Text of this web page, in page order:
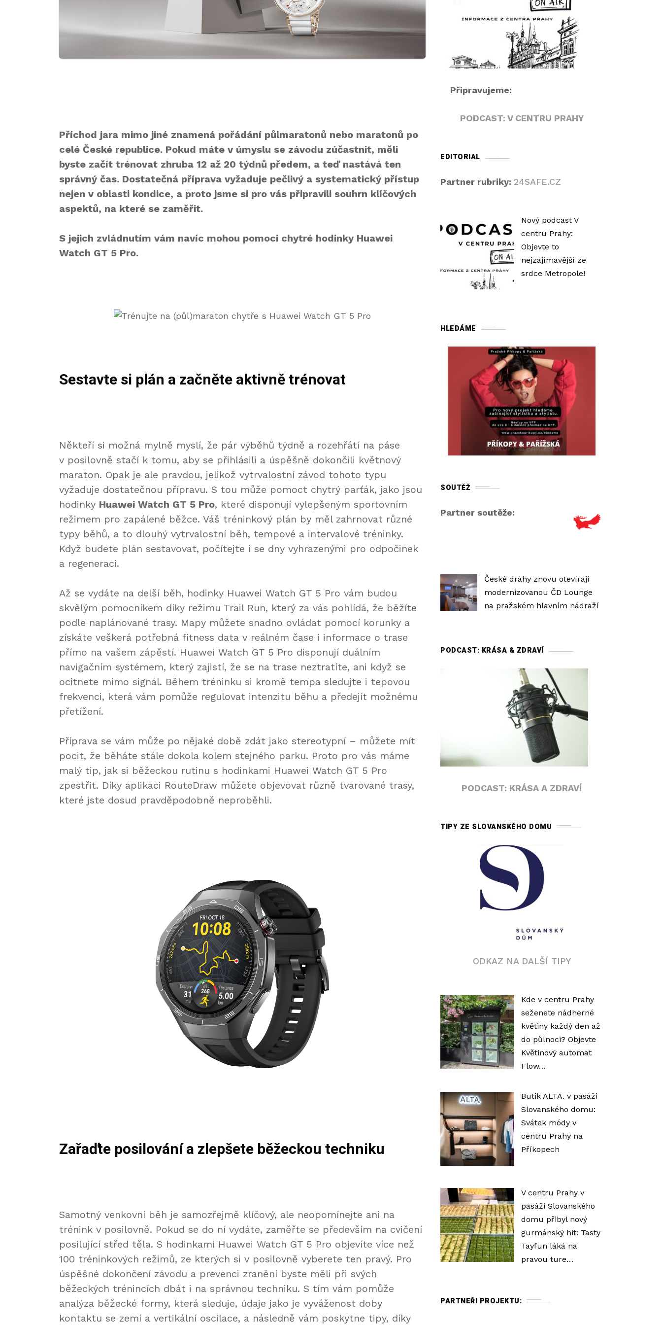
Příchod jara mimo jiné znamená pořádání půlmaratonů nebo maratonů po
celé České republice. Pokud máte v úmyslu se závodu zúčastnit, měli
byste začít trénovat zhruba 12 až 20 týdnů předem, a teď nastává ten
správný čas. Dostatečná příprava vyžaduje pečlivý a systematický přístup
nejen v oblasti kondice, a proto jsme si pro vás připravili souhrn klíčových
aspektů, na které se zaměřit.
S jejich zvládnutím vám navíc mohou pomoci chytré hodinky Huawei
Watch GT 5 Pro.
Sestavte si plán a začněte aktivně trénovat
Někteří si možná mylně myslí, že pár výběhů týdně a rozehřátí na páse
v posilovně stačí k tomu, aby se přihlásili a úspěšně dokončili květnový
maraton. Opak je ale pravdou, jelikož vytrvalostní závod tohoto typu
vyžaduje dostatečnou přípravu. S tou může pomoct chytrý parťák, jako jsou
hodinky Huawei Watch GT 5 Pro, které disponují vylepšeným sportovním
režimem pro zapálené běžce. Váš tréninkový plán by měl zahrnovat různé
typy běhů, a to dlouhý vytrvalostní běh, tempové a intervalové tréninky.
Když budete plán sestavovat, počítejte i se dny vyhrazenými pro odpočinek
a regeneraci.
Až se vydáte na delší běh, hodinky Huawei Watch GT 5 Pro vám budou
skvělým pomocníkem díky režimu Trail Run, který za vás pohlídá, že běžíte
podle naplánované trasy. Mapy můžete snadno ovládat pomocí korunky a
získáte veškerá potřebná fitness data v reálném čase i informace o trase
přímo na vašem zápěstí. Huawei Watch GT 5 Pro disponují duálním
navigačním systémem, který zajistí, že se na trase neztratíte, ani když se
ocitnete mimo signál. Během tréninku si kromě tempa sledujte i tepovou
frekvenci, která vám pomůže regulovat intenzitu běhu a předejít možnému
přetížení.
Příprava se vám může po nějaké době zdát jako stereotypní – můžete mít
pocit, že běháte stále dokola kolem stejného parku. Proto pro vás máme
malý tip, jak si běžeckou rutinu s hodinkami Huawei Watch GT 5 Pro
zpestřit. Díky aplikaci RouteDraw můžete objevovat různě tvarované trasy,
které jste dosud pravděpodobně neproběhli.
Zařaďte posilování a zlepšete běžeckou techniku
Samotný venkovní běh je samozřejmě klíčový, ale neopomínejte ani na
trénink v posilovně. Pokud se do ní vydáte, zaměřte se především na cvičení
posilující střed těla. S hodinkami Huawei Watch GT 5 Pro objevíte více než
100 tréninkových režimů, ze kterých si v posilovně vyberete ten pravý. Pro
úspěšné dokončení závodu a prevenci zranění byste měli při svých
běžeckých trénincích dbát i na správnou techniku. S tím vám pomůže
analýza běžecké formy, která sleduje, údaje jako je vyváženost doby
kontaktu se zemí a vertikální oscilace, a následně vám poskytne tipy, díky
i
p
e
k
n
a
u
í
s
n
ž
í
r
h
.
Připravujeme:
PODCAST: V CENTRU PRAHY
EDITORIAL
Partner rubriky: 24SAFE.CZ
Nový podcast V
centru Prahy:
Objevte to
nejzajímavější ze
srdce Metropole!
HLEDÁME
SOUTĚŽ
Partner soutěže:
České dráhy znovu otevírají
modernizovanou ČD Lounge
na pražském hlavním nádraží
PODCAST: KRÁSA & ZDRAVÍ
PODCAST: KRÁSA A ZDRAVÍ
TIPY ZE SLOVANSKÉHO DOMU
ODKAZ NA DALŠÍ TIPY
Kde v centru Prahy
seženete nádherné
květiny každý den až
do půlnoci? Objevte
Květinový automat
Flow…
Butik ALTA. v pasáži
Slovanského domu:
Svátek módy v
centru Prahy na
Příkopech
V centru Prahy v
pasáži Slovanského
domu přibyl nový
gurmánský hit: Tasty
Tayfun láká na
pravou ture…
PARTNEŘI PROJEKTU: